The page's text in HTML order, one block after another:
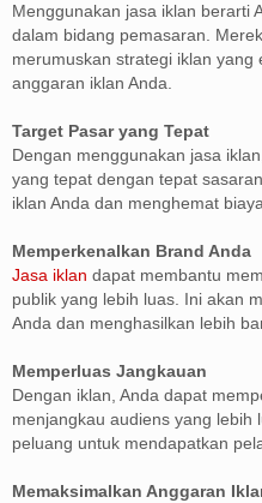
Menggunakan jasa iklan berarti
dalam bidang pemasaran.
merumuskan strategi iklan yang
anggaran iklan Anda.
Target Pasar yang Tepat
Dengan menggunakan jasa
yang tepat dengan tepat
iklan Anda dan menghemat
Memperkenalkan Brand Anda
Jasa iklan dapat membantu
publik yang lebih luas. Ini akan
Anda dan menghasilkan lebih
Memperluas Jangkauan
Dengan iklan, Anda dapat
menjangkau audiens yang lebih
peluang untuk mendapatkan
Memaksimalkan Anggaran